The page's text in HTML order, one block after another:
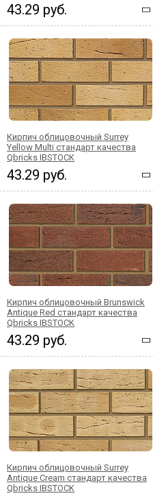
43.29 руб.
Кирпич облицовочный Surrey
Yellow Multi стандарт качества
Qbricks IBSTOCK
43.29 руб.
Кирпич облицовочный Brunswick
Antique Red стандарт качества
Qbricks IBSTOCK
43.29 руб.
Кирпич облицовочный Surrey
Antique Cream стандарт качества
Qbricks IBSTOCK